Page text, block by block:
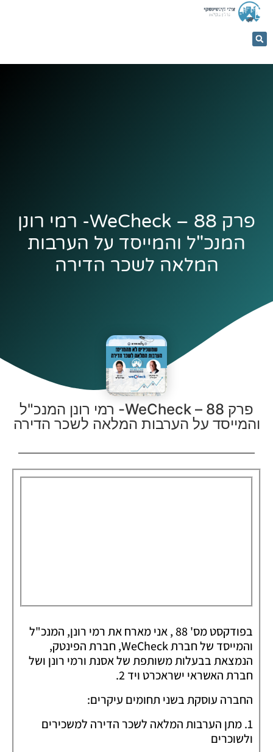
053-
5366884
פרק 88 – WeCheck- רמי רונן
המנכ"ל והמייסד על הערבות
המלאה לשכר הדירה
פרק 88 – WeCheck- רמי רונן המנכ"ל
והמייסד על הערבות המלאה לשכר הדירה
בפודקסט מס' 88 , אני מארח את רמי רונן, המנכ"ל
והמייסד של חברת WeCheck, חברת הפינטק,
הנמצאת בבעלות משותפת של אסנת ורמי רונן ושל
חברת האשראי ישראכרט ויד 2.
החברה עוסקת בשני תחומים עיקרים:
1. מתן הערבות המלאה לשכר הדירה למשכירים
ולשוכרים